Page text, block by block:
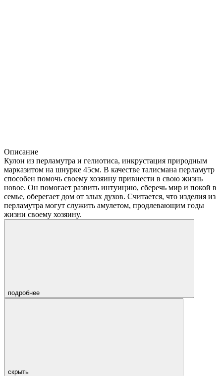
Описание
Кулон из перламутра и гелиотиса, инкрустация природным
марказитом на шнурке 45см. В качестве талисмана перламутр
способен помочь своему хозяину привнести в свою жизнь
новое. Он помогает развить интуицию, сберечь мир и покой в
семье, оберегает дом от злых духов. Считается, что изделия из
перламутра могут служить амулетом, продлевающим годы
жизни своему хозяину.
подробнее
скрыть